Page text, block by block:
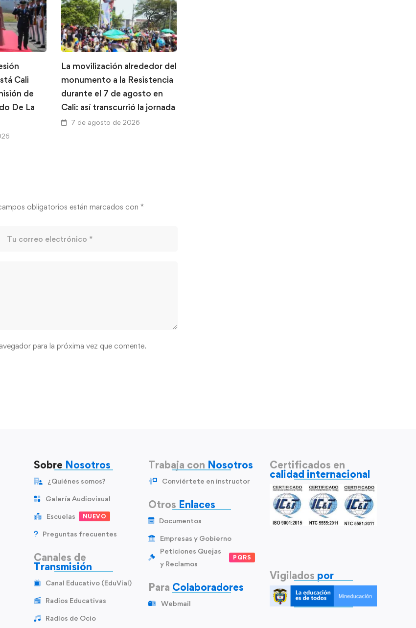
Cali
de
De La
La movilización alrededor del
monumento a la Resistencia
durante el 7 de agosto en
Cali: así transcurrió la jornada
7 de agosto de 2026
obligatorios están marcados con *
para la próxima vez que comente.
Sobre Nosotros
¿Quiénes somos?
Galería Audiovisual
Escuelas NUEVO
Preguntas frecuentes
Canales de
Transmisión
Canal Educativo (EduVial)
Radios Educativas
Radios de Ocio
Trabaja con Nosotros
Conviértete en instructor
Otros Enlaces
Documentos
Empresas y Gobierno
Peticiones Quejas
y Reclamos
PQRS
Para Colaboradores
Webmail
Certificados en
calidad internacional
Vigilados por